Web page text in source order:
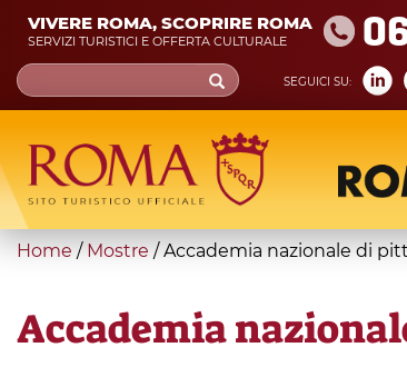
Skip
main
content
VIVERE ROMA, SCOPRIRE ROMA
SERVIZI TURISTICI E OFFERTA CULTURALE
SEGUICI SU:
Search
form
Cerca
You
here
Home / Mostre /Accademia nazionale di
Accademia